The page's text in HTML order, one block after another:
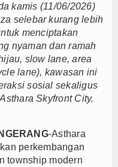
kamis (11/06/2026)
selebar kurang lebih
menciptakan
nyaman dan ramah
slow lane, area
lane), kawasan ini
sosial sekaligus
Skyfront City.
-Asthara
perkembangan
township modern